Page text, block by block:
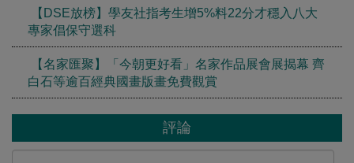
【DSE放榜】學友社指考生增5%料22分才穩入八大
專家倡保守選科
【名家匯聚】「今朝更好看」名家作品展會展揭幕 齊
白石等逾百經典國畫版畫免費觀賞
評論